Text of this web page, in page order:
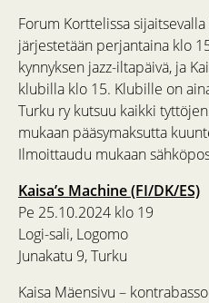
Forum Korttelissa sijaitsevalla
järjestetään perjantaina klo
kynnyksen jazz-iltapäivä, ja
klubilla klo 15. Klubille on
Turku ry kutsuu kaikki
mukaan pääsymaksutta
Ilmoittaudu mukaan
Kaisa’s Machine (FI/DK/ES)
Pe 25.10.2024 klo 19
Logi-sali, Logomo
Junakatu 9, Turku
Kaisa Mäensivu – kontrabasso